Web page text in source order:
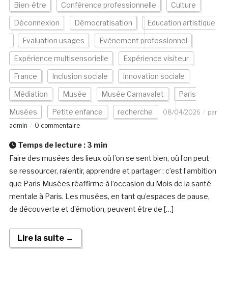
Bien-être Conférence professionnelle Culture
Déconnexion Démocratisation Education artistique
Evaluation usages Evènement professionnel
Expérience multisensorielle Expérience visiteur
France Inclusion sociale Innovation sociale
Médiation Musée Musée Carnavalet Paris
Musées Petite enfance recherche 08/04/2026
par
admin
0 commentaire
Temps de lecture : 3 min
Faire des musées des lieux où l’on se sent bien, où l’on peut
se ressourcer, ralentir, apprendre et partager : c’est l’ambition
que Paris Musées réaffirme à l’occasion du Mois de la santé
mentale à Paris. Les musées, en tant qu’espaces de pause,
de découverte et d’émotion, peuvent être de […]
Lire la suite →